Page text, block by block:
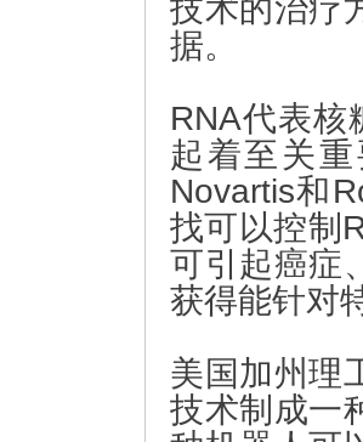
新兴材料大对比，纳米银透明导电薄膜替代ITO
科技和纳米材料 (2017-01-28)
将“颠覆”智能手机时代，且可变成人类皮肤
年量子膜的成本将下降20%，量子点电视市场空
低镉含量量子点技术具有广阔的发展前景 (2018-
池技术已研发；三星2018年将推可折叠OLED屏幕
银触控技术投入大，看好OLED搭配纳米银触控产
制约我国制造业的突出短板 (2018-09-20)
技术的治疗
据。
RNA代表核
起着至关
Novartis和
找可以控制
可引起癌症
获得能针对
美国加州理
技术制成一